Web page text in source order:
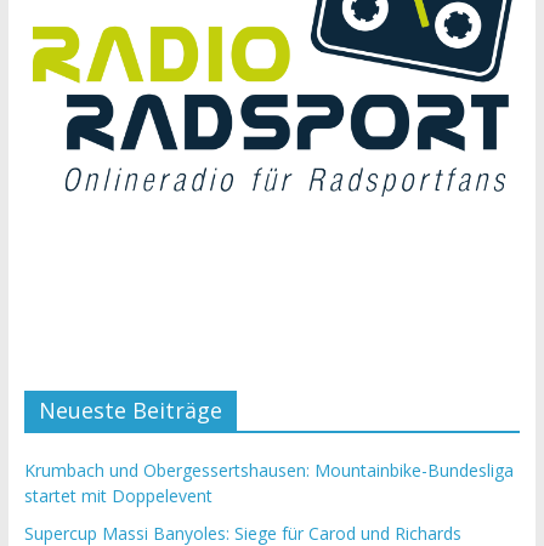
Neueste Beiträge
Krumbach und Obergessertshausen: Mountainbike-Bundesliga
startet mit Doppelevent
Supercup Massi Banyoles: Siege für Carod und Richards